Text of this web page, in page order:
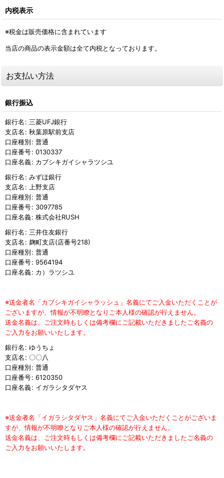
内税表示
※税金は販売価格に含まれています
当店の商品の表示金額は全て内税となっております。
お支払い方法
銀行振込
銀行名 : 三菱UFJ銀行
支店名 : 秋葉原駅前支店
口座種別: 普通
口座番号: 0130337
口座名義: カブシキガイシャラツシユ
銀行名 : みずほ銀行
支店名 :
上野支店
口座種別: 普通
口座番号: 3097785
口座名義: 株式会社RUSH
銀行名 : 三井住友銀行
支店名 : 麹町支店(店番号218)
口座種別: 普通
口座番号: 9564194
口座名義: カ）ラツシユ
※送金者名「カブシキガイシャラッシュ」名義にてご入金いただくことが
ございますが、情報が不明瞭となりご本人様の確認が行えません。
送金名義は、ご注文時もしくは備考欄にご記載いただきましたご名義の
ご入力をお願いいたします。
銀行名 : ゆうちょ
支店名 : 〇〇八
口座種別: 普通
口座番号: 6120350
口座名義: イガラシタダヤス
※送金者名「イガラシタダヤス」名義にてご入金いただくことがございま
すが、情報が不明瞭となりご本人様の確認が行えません。
送金名義は、ご注文時もしくは備考欄にご記載いただきましたご名義の
ご入力をお願いいたします。